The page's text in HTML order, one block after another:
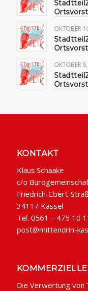
OKTOBER
OKTOBER
KONTAKT
Klaus Schaake
c/o
Friedrich-Ebert-
34117 Kassel
Tel. 0561 – 475 10
post@mittendrin-
Die Verwertung von